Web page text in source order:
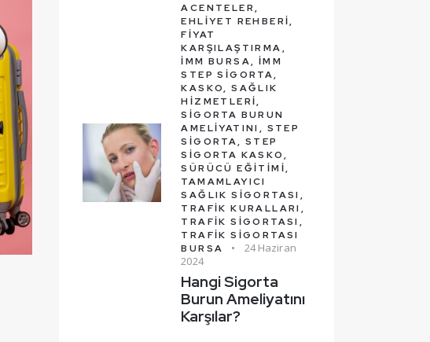
ACENTELER,
EHLIYET REHBERI,
FIYAT
KARŞILAŞTIRMA,
İMM BURSA, İMM
STEP SIGORTA,
KASKO,SAĞLIK
HIZMETLERI,
SIGORTA BURUN
AMELIYATINI, STEP
SIGORTA, STEP
SIGORTA KASKO,
SÜRÜCÜ EĞITIMI,
TAMAMLAYICI
SAĞLIK SIGORTASI,
TRAFIK KURALLARI,
TRAFIK SIGORTASI,
TRAFIK SIGORTASI
BURSA
24 Haziran
2024
Hangi Sigorta
Burun Ameliyatını
Karşılar?